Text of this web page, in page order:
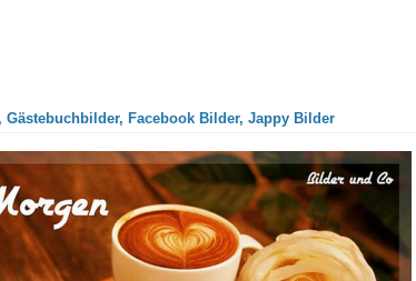
Gästebuchbilder, Facebook Bilder, Jappy Bilder